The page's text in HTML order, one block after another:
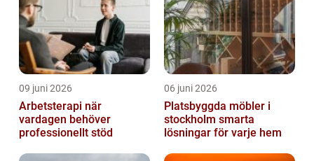
09 juni 2026
Arbetsterapi när
vardagen behöver
professionellt stöd
06 juni 2026
Platsbyggda möbler i
stockholm smarta
lösningar för varje hem